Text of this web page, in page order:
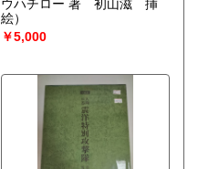
ウハチロー 著 初山滋 挿
絵）
￥5,000